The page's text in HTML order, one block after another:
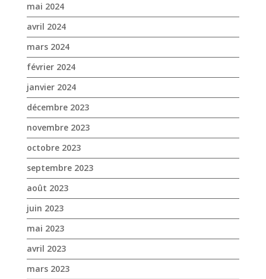
mai 2024
avril 2024
mars 2024
février 2024
janvier 2024
décembre 2023
novembre 2023
octobre 2023
septembre 2023
août 2023
juin 2023
mai 2023
avril 2023
mars 2023